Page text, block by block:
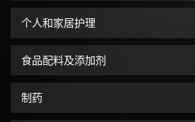
个人和家居护理
食品配料及添加剂
制药